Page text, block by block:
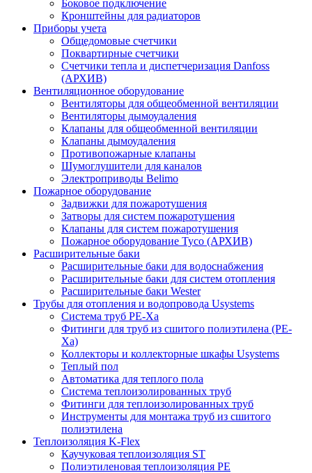
Боковое подключение
Кронштейны для радиаторов
Приборы учета
Общедомовые счетчики
Поквартирные счетчики
Счетчики тепла и диспетчеризация Danfoss
(АРХИВ)
Вентиляционное оборудование
Вентиляторы для общеобменной вентиляции
Вентиляторы дымоудаления
Клапаны для общеобменной вентиляции
Клапаны дымоудаления
Противопожарные клапаны
Шумоглушители для каналов
Электроприводы Belimo
Пожарное оборудование
Задвижки для пожаротушения
Затворы для систем пожаротушения
Клапаны для систем пожаротушения
Пожарное оборудование Tyco (АРХИВ)
Расширительные баки
Расширительные баки для водоснабжения
Расширительные баки для систем отопления
Расширительные баки Wester
Трубы для отопления и водопровода Usystems
Система труб PE-Xa
Фитинги для труб из сшитого полиэтилена (PE-
Xa)
Коллекторы и коллекторные шкафы Usystems
Теплый пол
Автоматика для теплого пола
Система теплоизолированных труб
Фитинги для теплоизолированных труб
Инструменты для монтажа труб из сшитого
полиэтилена
Теплоизоляция K-Flex
Каучуковая теплоизоляция ST
Полиэтиленовая теплоизоляция PE